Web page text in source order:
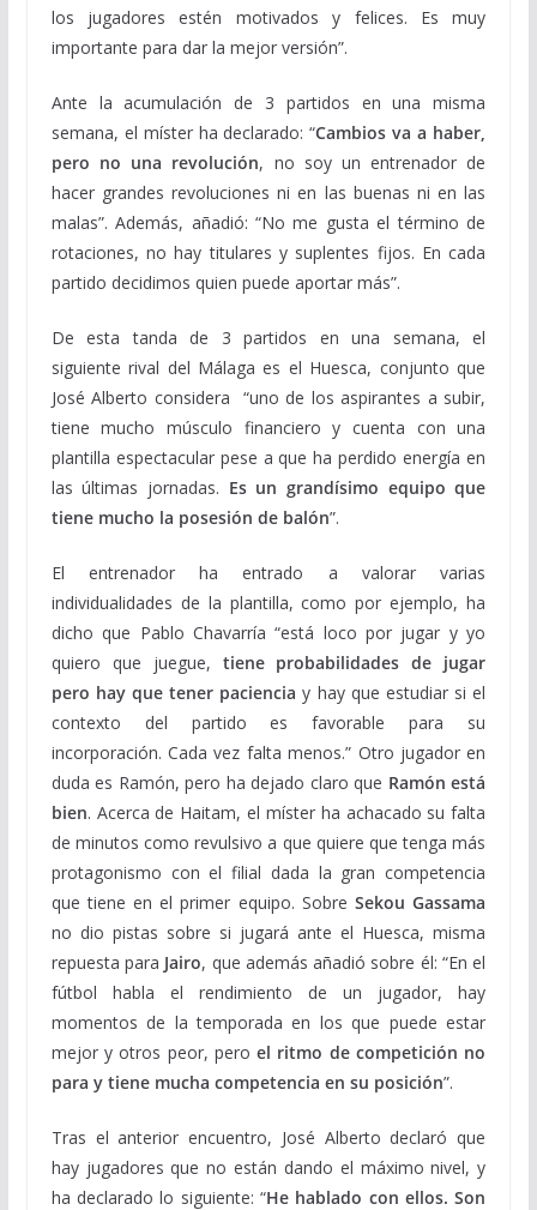
los jugadores estén motivados y felices. Es muy
importante para dar la mejor versión”.
Ante la acumulación de 3 partidos en una misma
semana, el míster ha declarado: “Cambios va a haber,
pero no una revolución, no soy un entrenador de
hacer grandes revoluciones ni en las buenas ni en las
malas”. Además, añadió: “No me gusta el término de
rotaciones, no hay titulares y suplentes fijos. En cada
partido decidimos quien puede aportar más”.
De esta tanda de 3 partidos en una semana, el
siguiente rival del Málaga es el Huesca, conjunto que
José Alberto considera “uno de los aspirantes a subir,
tiene mucho músculo financiero y cuenta con una
plantilla espectacular pese a que ha perdido energía en
las últimas jornadas. Es un grandísimo equipo que
tiene mucho la posesión de balón”.
El entrenador ha entrado a valorar varias
individualidades de la plantilla, como por ejemplo, ha
dicho que Pablo Chavarría “está loco por jugar y yo
quiero que juegue, tiene probabilidades de jugar
pero hay que tener paciencia y hay que estudiar si el
contexto del partido es favorable para su
incorporación. Cada vez falta menos.” Otro jugador en
duda es Ramón, pero ha dejado claro que Ramón está
bien. Acerca de Haitam, el míster ha achacado su falta
de minutos como revulsivo a que quiere que tenga más
protagonismo con el filial dada la gran competencia
que tiene en el primer equipo. SobreSekou Gassama
no dio pistas sobre si jugará ante el Huesca, misma
repuesta para Jairo, que además añadió sobre él: “En el
fútbol habla el rendimiento de un jugador, hay
momentos de la temporada en los que puede estar
mejor y otros peor, peroel ritmo de competición no
para y tiene mucha competencia en su posición”.
Tras el anterior encuentro, José Alberto declaró que
hay jugadores que no están dando el máximo nivel, y
ha declarado lo siguiente: “He hablado con ellos. Son